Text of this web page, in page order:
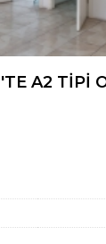
A2 TİPİ